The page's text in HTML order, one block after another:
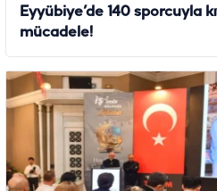
Eyyübiye’de 140 sporcuyla
mücadele!